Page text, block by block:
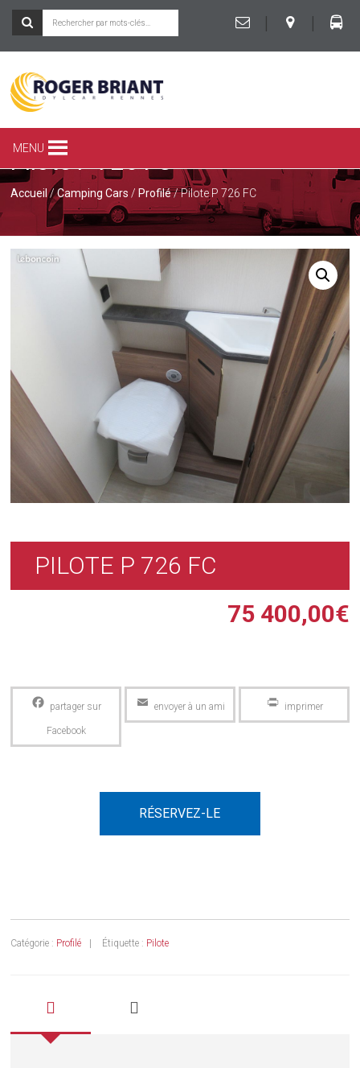
|
|
ROGER
BRIANT
SPÉCIALISTE
CAMPING-
CAR
LA
CARAVANE
MENU
Pilote P 726 FC
Accueil/Camping Cars / Profilé/ Pilote P 726 FC
PILOTE P 726 FC
75 400,00€
Facebook Email PrintFriendly
RÉSERVEZ-LE
Catégorie : Profilé Étiquette : Pilote